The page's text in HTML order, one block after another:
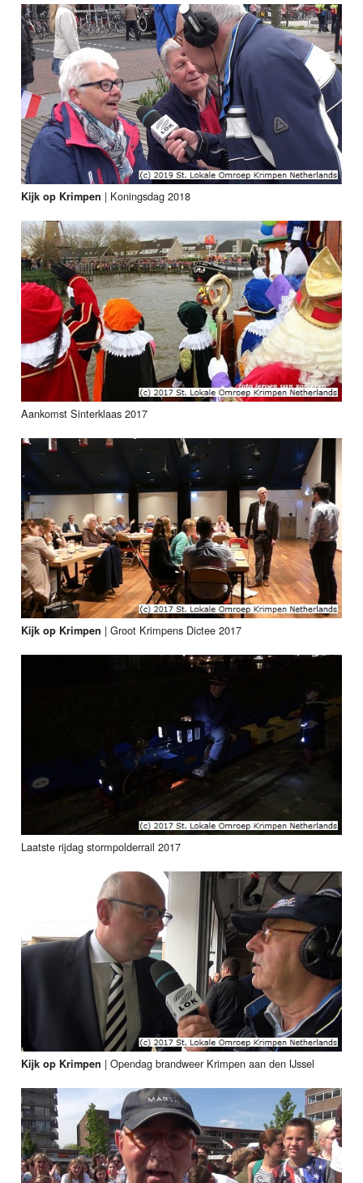
Kijk op Krimpen | Koningsdag 2018
Aankomst Sinterklaas 2017
Kijk op Krimpen |Groot Krimpens Dictee 2017
Laatste rijdag stormpolderrail 2017
Kijk op Krimpen |Opendag brandweer Krimpen aan den IJssel